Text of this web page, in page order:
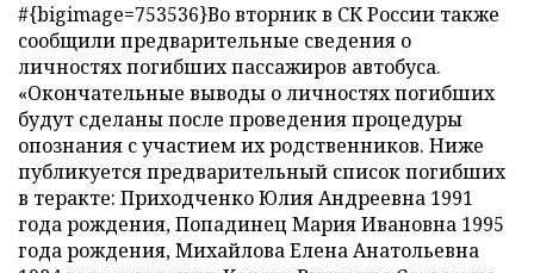
#{bigimage=753536}Во вторник в СК России также
сообщили предварительные сведения о
личностях погибших пассажиров автобуса.
«Окончательные выводы о личностях погибших
будут сделаны после проведения процедуры
опознания с участием их родственников. Ниже
публикуется предварительный список погибших
в теракте: Приходченко Юлия Андреевна 1991
года рождения, Попадинец Мария Ивановна 1995
года рождения, Михайлова Елена Анатольевна